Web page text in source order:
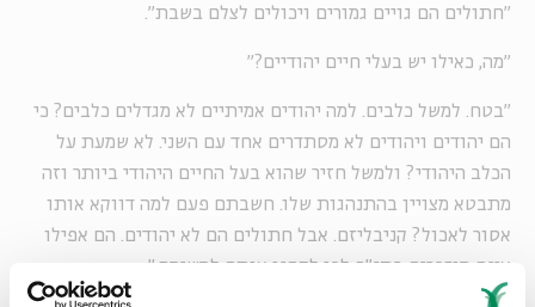
"חתולים הם גויים גמורים ויכולים לצלם בשבת".
"מה, כאילו יש בעלי חיים יהודיים?"
"בטח. למשל כלבים. למה יהודים אמיתיים לא מגדלים כלבים? כי
הם יהודים ויהודים לא מסתדרים אחד עם השני. לא שמעת על
הכלב היהודי? ולמשל חזיר שהוא בעל החיים היהודי ביותר וזה
מתבטא מצויין בהתנהגות שלו. חשבתם פעם למה דווקא אותו
אסור לאכול? קניבליזם. אבל חתולים הם לא יהודים. הם אפילו
אינם מוזכרים בתנ"ך. לכן לקחנו אותם למשימה."